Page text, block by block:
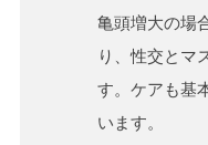
亀頭増大の場
り、性交とマ
す。ケアも基
います。